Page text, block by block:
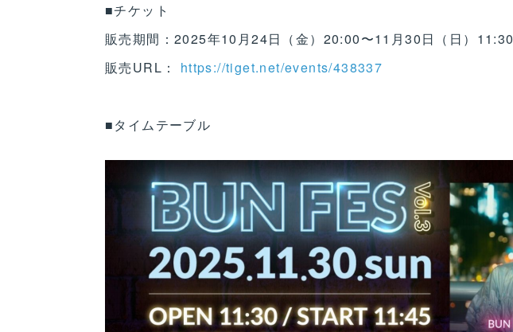
■チケット
販売期間：2025年10月24日（金）20:00〜11月30日（日）11:30
販売URL： https://tiget.net/events/438337
■タイムテーブル